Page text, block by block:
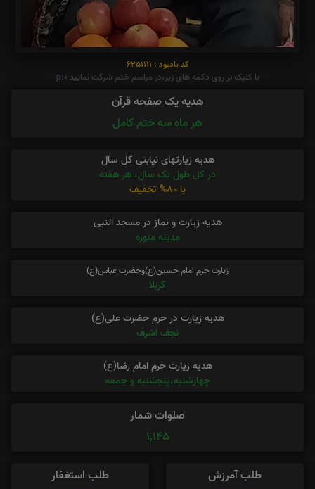
کد یادبود : 6251111
با کلیک بر روی دکمه های زیر،در مراسم ختم شرکت نمایید p:0
هدیه یک صفحه قرآن
هر ماه سه ختم کامل
هدیه زیارتهای نیابتی کل سال
در کل طول یک سال، هر هفته
با 80% تخفیف
هدیه زیارت و نماز در مسجد النبی
مدینه منوره
زیارت حرم امام حسین(ع)وحضرت عباس(ع)
کربلا
هدیه زیارت در حرم حضرت علی(ع)
نجف اشرف
هدیه زیارت حرم امام رضا(ع)
چهارشنبه،پنجشنبه و جمعه
صلوات شمار
1,145
طلب آمرزش
طلب استغفار